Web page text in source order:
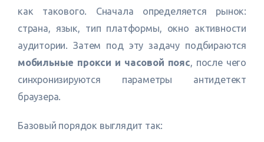
как такового. Сначала определяется рынок:
страна, язык, тип платформы, окно активности
аудитории. Затем под эту задачу подбираются
мобильные прокси и часовой пояс, после чего
синхронизируются параметры антидетект
браузера.
Базовый порядок выглядит так: